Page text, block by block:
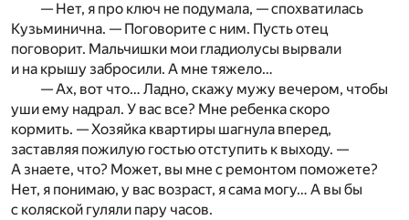
— Нет, я про ключ не подумала, — спохватилась
Кузьминична. — Поговорите с ним. Пусть отец
поговорит. Мальчишки мои гладиолусы вырвали
и на крышу забросили. А мне тяжело…
— Ах, вот что… Ладно, скажу мужу вечером, чтобы
уши ему надрал. У вас все? Мне ребенка скоро
кормить. — Хозяйка квартиры шагнула вперед,
заставляя пожилую гостью отступить к выходу. —
А знаете, что? Может, вы мне с ремонтом поможете?
Нет, я понимаю, у вас возраст, я сама могу… А вы бы
с коляской гуляли пару часов.